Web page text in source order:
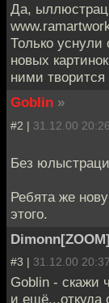
Да,
Только
новых
ними творится
Goblin »
#2 | 31.12.00 20:26
Без
Ребята же
этого.
Dimonn[ZOOM]
#3 | 31.12.00 20:37
Goblin - скажи
и ещё...откуда